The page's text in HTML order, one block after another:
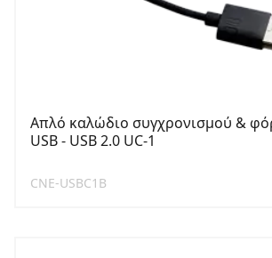
Απλό καλώδιο συγχρονισμού &
USB - USB 2.0 UC-1
CNE-USBC1B